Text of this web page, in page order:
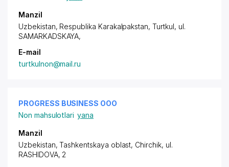
Manzil
Uzbekistan, Respublika Karakalpakstan, Turtkul, ul.
SAMARKADSKAYA,
E-mail
turtkulnon@mail.ru
PROGRESS BUSINESS ООО
Non mahsulotlari yana
Manzil
Uzbekistan, Tashkentskaya oblast, Chirchik, ul.
RASHIDOVA, 2